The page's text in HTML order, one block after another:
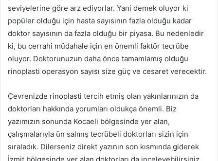
seviyelerine göre arz ediyorlar. Yani demek oluyor ki
popüler olduğu için hasta sayısının fazla olduğu kadar
doktor sayısının da fazla olduğu bir piyasa. Bu nedenledir
ki, bu cerrahi müdahale için en önemli faktör tecrübe
oluyor. Doktorunuzun daha önce tamamlamış olduğu
rinoplasti operasyon sayısı size güç ve cesaret verecektir.
Çevrenizde rinoplasti tercih etmiş olan yakınlarınızın da
doktorları hakkında yorumları oldukça önemli. Biz
yazımızın sonunda Kocaeli bölgesinde yer alan,
çalışmalarıyla ün salmış tecrübeli doktorları sizin için
sıraladık. Dilerseniz direkt yazının son kısmında giderek